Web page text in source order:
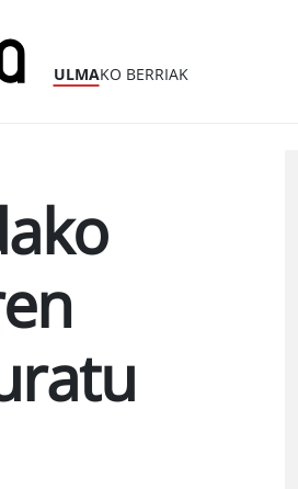
ULMAKO BERRIAK